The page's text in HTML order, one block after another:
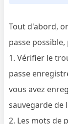
Tout d'abord,
passe
1. Vérifier le
passe
vous avez
sauvegarde de
2. Les mots de